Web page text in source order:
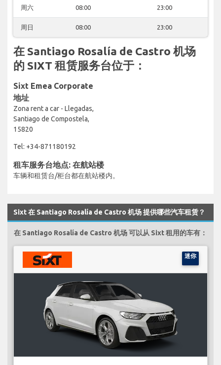
周六 08:00 23:00
周日 08:00 23:00
在 Santiago Rosalía de Castro 机场
的 SIXT 租赁服务台位于：
Sixt Emea Corporate
地址
Zona rent a car - Llegadas,
Santiago de Compostela,
15820
Tel: +34-871180192
租车服务台地点: 在航站楼
车辆和租赁台/柜台都在航站楼内。
Sixt 在 Santiago Rosalía de Castro 机场 提供哪些汽车租赁？
在 Santiago Rosalía de Castro 机场 可以从 Sixt 租用的车有：
迷你